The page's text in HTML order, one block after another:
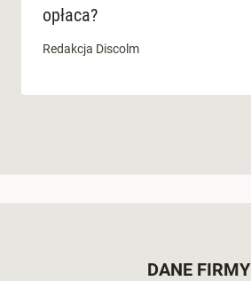
opłaca?
Redakcja Discolm
DANE FIRMY